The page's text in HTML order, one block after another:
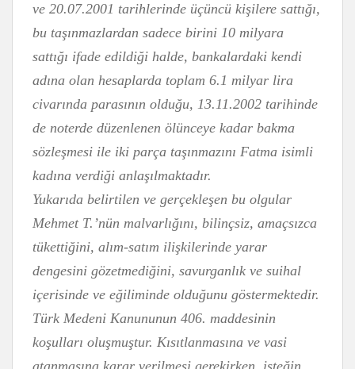
ve 20.07.2001 tarihlerinde üçüncü kişilere sattığı,
bu taşınmazlardan sadece birini 10 milyara
sattığı ifade edildiği halde, bankalardaki kendi
adına olan hesaplarda toplam 6.1 milyar lira
civarında parasının olduğu, 13.11.2002 tarihinde
de noterde düzenlenen ölünceye kadar bakma
sözleşmesi ile iki parça taşınmazını Fatma isimli
kadına verdiği anlaşılmaktadır.
Yukarıda belirtilen ve gerçekleşen bu olgular
Mehmet T.’nün malvarlığını, bilinçsiz, amaçsızca
tükettiğini, alım-satım ilişkilerinde yarar
dengesini gözetmediğini, savurganlık ve suihal
içerisinde ve eğiliminde olduğunu göstermektedir.
Türk Medeni Kanununun 406. maddesinin
koşulları oluşmuştur. Kısıtlanmasına ve vasi
atanmasına karar verilmesi gerekirken, isteğin